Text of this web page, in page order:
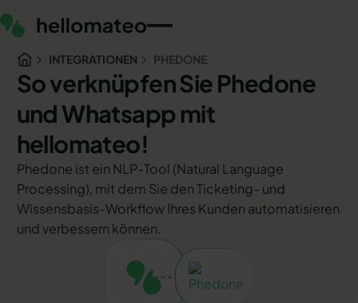
INTEGRATIONEN PHEDONE
So verknüpfen Sie Phedone
und Whatsapp mit
hellomateo!
Phedone ist ein NLP-Tool (Natural Language
Processing), mit dem Sie den Ticketing- und
Wissensbasis-Workflow Ihres Kunden automatisieren
und verbessern können.